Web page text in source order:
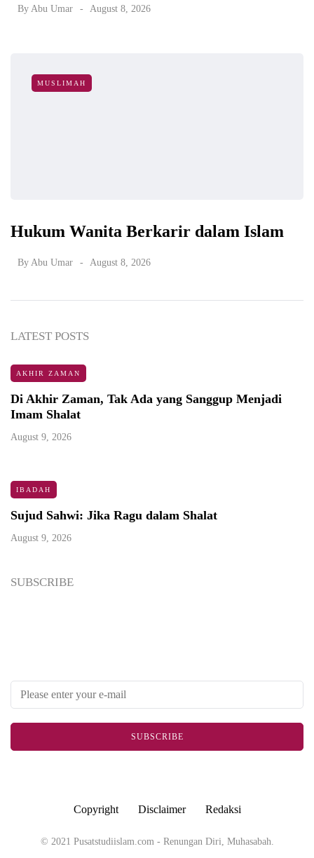
By Abu Umar August 8, 2026
MUSLIMAH
Hukum Wanita Berkarir dalam Islam
By Abu Umar August 8, 2026
LATEST POSTS
AKHIR ZAMAN
Di Akhir Zaman, Tak Ada yang Sanggup Menjadi
Imam Shalat
August 9, 2026
IBADAH
Sujud Sahwi: Jika Ragu dalam Shalat
August 9, 2026
SUBSCRIBE
SUBSCRIBE
Copyright Disclaimer Redaksi
© 2021 Pusatstudiislam.com - Renungan Diri, Muhasabah.